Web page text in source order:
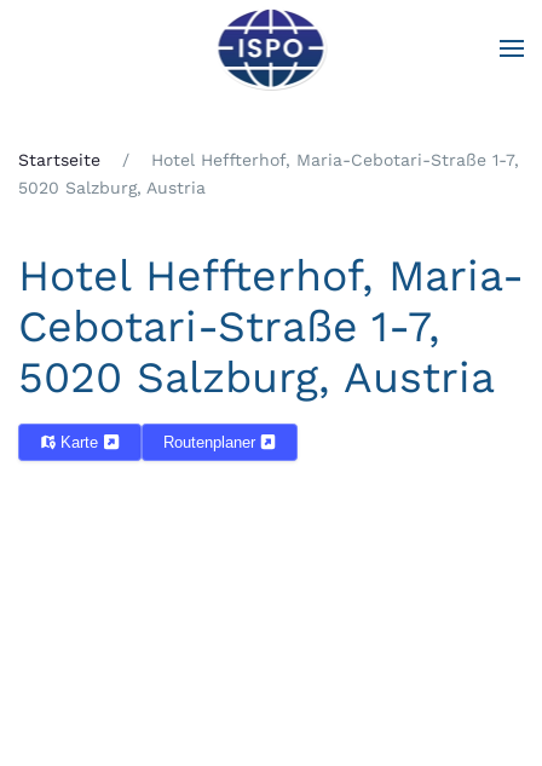
Zum Hauptinhalt springen
Startseite
Hotel Heffterhof, Maria-Cebotari-Straße 1-7,
5020 Salzburg, Austria
Hotel Heffterhof, Maria-
Cebotari-Straße 1-7,
5020 Salzburg, Austria
Karte Routenplaner